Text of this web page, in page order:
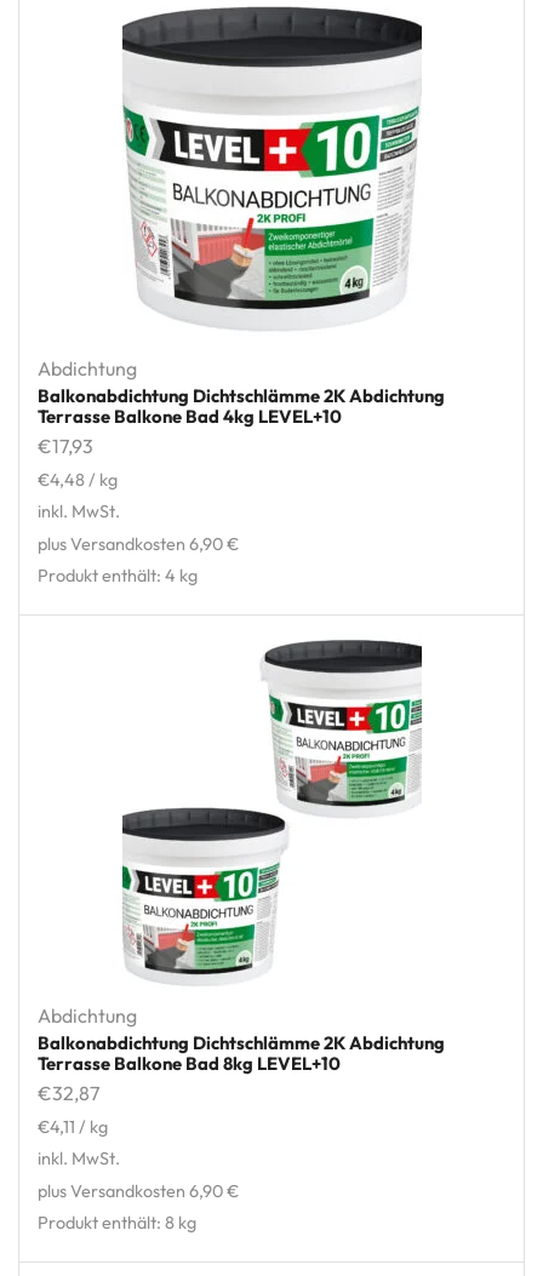
Abdichtung
Balkonabdichtung Dichtschlämme 2K Abdichtung
Terrasse Balkone Bad 4kg LEVEL+10
€17,93
€4,48/ kg
inkl. MwSt.
plus Versandkosten 6,90 €
Produkt enthält: 4 kg
Abdichtung
Balkonabdichtung Dichtschlämme 2K Abdichtung
Terrasse Balkone Bad 8kg LEVEL+10
€32,87
€4,11 / kg
inkl. MwSt.
plus Versandkosten 6,90 €
Produkt enthält: 8 kg